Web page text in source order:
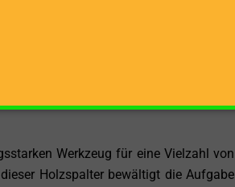
von Holz.
ideal für die Verarbeitung von
bietet dabei eine
ist. Dies ist besonders wichtig, wenn
Werkzeug für eine Vielzahl von
Holzspalter bewältigt die Aufgabe